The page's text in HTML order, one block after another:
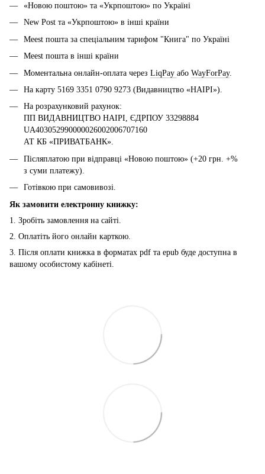
«Новою поштою» та «Укрпоштою» по Україні
New Post та «Укрпоштою» в інші країни
Meest пошта за спеціальним тарифом "Книга" по Україні
Meest пошта в інші країни
Моментальна онлайн-оплата через LiqPay або WayForPay.
На карту 5169 3351 0790 9273 (Видавництво «НАІРІ»).
На розрахунковий рахунок:
ПП ВИДАВНИЦТВО НАІРІ, ЄДРПОУ 33298884
UA403052990000026002006707160
АТ КБ «ПРИВАТБАНК».
Післяплатою при відправці «Новою поштою» (+20 грн. +%
з суми платежу).
Готівкою при самовивозі.
Як замовити електронну книжку:
1. Зробіть замовлення на сайті.
2. Оплатіть його онлайн карткою.
3. Після оплати книжка в форматах pdf та epub буде доступна в
вашому особистому кабінеті.